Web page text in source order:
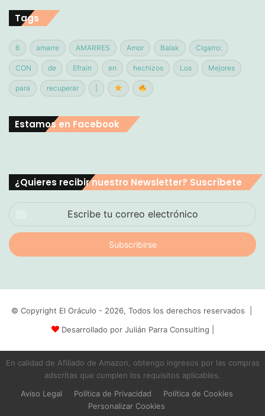
Tags
6 amarre AMARRES Amor Balak Cigarro:
CON de Efrain en hechizos Los Mejores
para recuperar
Estamos en Facebook
¿Quieres recibir nuestro Newsletter? Suscríbete
correo
electrónico
© Copyright El Oráculo - 2026, Todos los derechos reservados |
Desarrollado por Julián Parra Consulting
En calidad de Afiliado de Amazon, obtengo ingresos por las compras
adscritas que cumplen los requisitos aplicables.
Aviso Legal
Política de Privacidad
Política de Cookies
Personalizar Cookies